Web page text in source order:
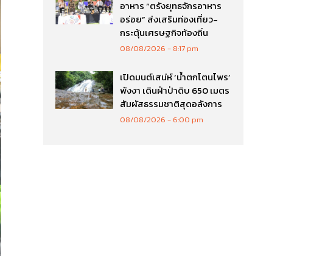
อาหาร “ตรังยุทธจักรอาหาร
อร่อย” ส่งเสริมท่องเที่ยว-
กระตุ้นเศรษฐกิจท้องถิ่น
08/08/2026 8:17 pm
เปิดมนต์เสน่ห์ ‘น้ำตกโตนไพร’
พังงา เดินฝ่าป่าดิบ 650 เมตร
สัมผัสธรรมชาติสุดอลังการ
08/08/2026 6:00 pm